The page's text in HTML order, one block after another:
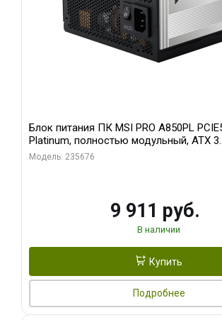
Блок питания ПК MSI PRO A850PL
Platinum, полностью модульный, ATX
RTL
Модель: 235676
9 911 руб.
В наличии
Купить
Подробнее